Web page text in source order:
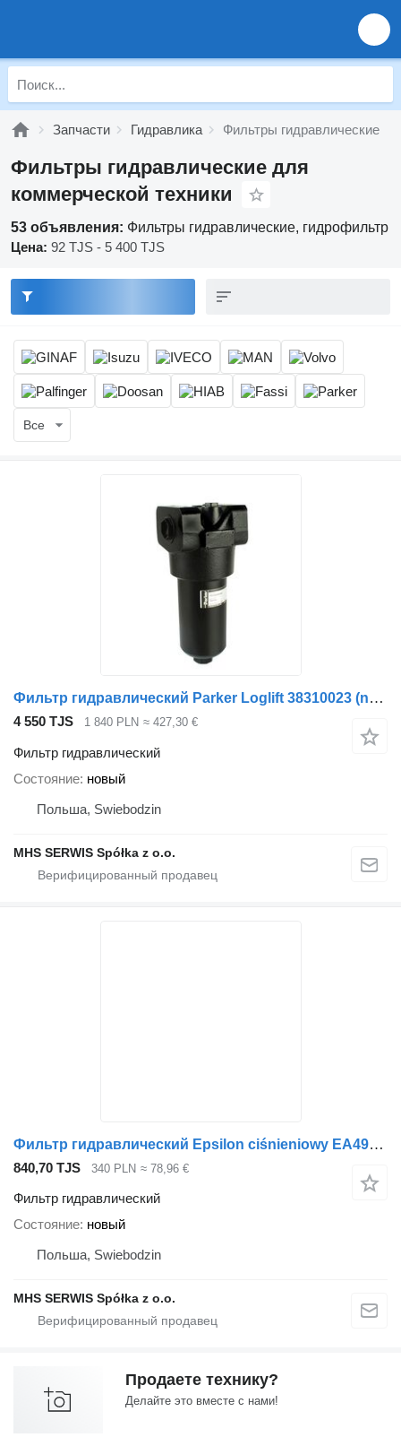
Запчасти Гидравлика Фильтры гидравлические
Фильтры гидравлические для
коммерческой техники
53 объявления: Фильтры гидравлические, гидрофильтр
Цена: 92 TJS - 5 400 TJS
Все
Фильтр гидравлический Parker Loglift 38310023 (nowy typ) 70T210QEBPKG201 для крана-манипулятора
4 550 TJS 1 840 PLN ≈ 427,30 €
Фильтр гидравлический
Состояние новый
Польша, Swiebodzin
MHS SERWIS Spółka z o.o.
Фильтр гидравлический Epsilon ciśnieniowy EA4925 для крана-манипулятора
840,70 TJS 340 PLN ≈ 78,96 €
Фильтр гидравлический
Состояние новый
Польша, Swiebodzin
MHS SERWIS Spółka z o.o.
Продаете технику?
Делайте это вместе с нами!